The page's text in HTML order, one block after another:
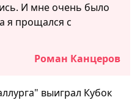
И мне очень было
я прощался с
Роман Канцеров
выиграл Кубок